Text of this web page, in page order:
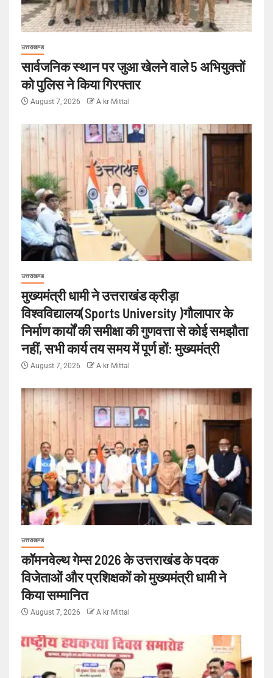
उत्तराखण्ड
सार्वजनिक स्थान पर जुआ खेलने वाले 5 अभियुक्तों
को पुलिस ने किया गिरफ्तार
August 7, 2026 A kr Mittal
उत्तराखण्ड
मुख्यमंत्री धामी ने उत्तराखंड क्रीड़ा
विश्वविद्यालय(Sports University )गौलापार के
निर्माण कार्यों की समीक्षा की गुणवत्ता से कोई समझौता
नहीं, सभी कार्य तय समय में पूर्ण हों: मुख्यमंत्री
August 7, 2026 A kr Mittal
उत्तराखण्ड
कॉमनवेल्थ गेम्स 2026 के उत्तराखंड के पदक
विजेताओं और प्रशिक्षकों को मुख्यमंत्री धामी ने
किया सम्मानित
August 7, 2026 A kr Mittal